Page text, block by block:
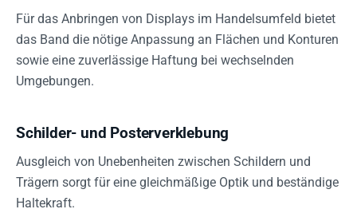
Für das Anbringen von Displays im Handelsumfeld bietet
das Band die nötige Anpassung an Flächen und Konturen
sowie eine zuverlässige Haftung bei wechselnden
Umgebungen.
Schilder- und Posterverklebung
Ausgleich von Unebenheiten zwischen Schildern und
Trägern sorgt für eine gleichmäßige Optik und beständige
Haltekraft.